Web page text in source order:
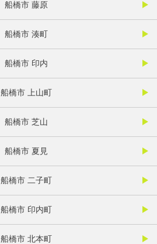
船橋市 藤原
船橋市 湊町
船橋市 印内
船橋市 上山町
船橋市 芝山
船橋市 夏見
船橋市 二子町
船橋市 印内町
船橋市 北本町